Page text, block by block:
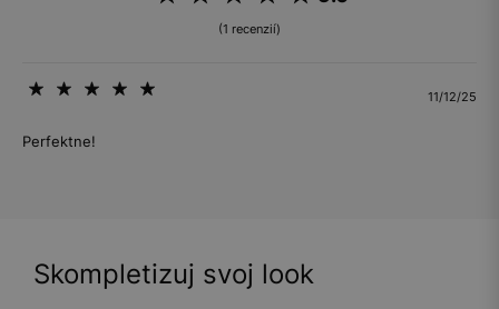
(1 recenzií)
11/12/25
Perfektne!
Skompletizuj svoj look